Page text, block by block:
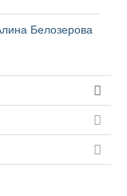
Белозерова